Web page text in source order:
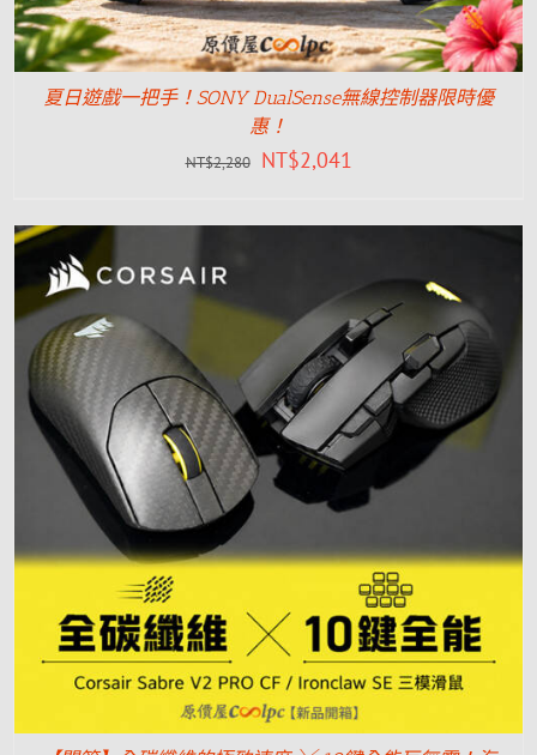
夏日遊戲一把手！SONY DualSense無線控制器限時優
惠！
NT$2,280 NT$2,041